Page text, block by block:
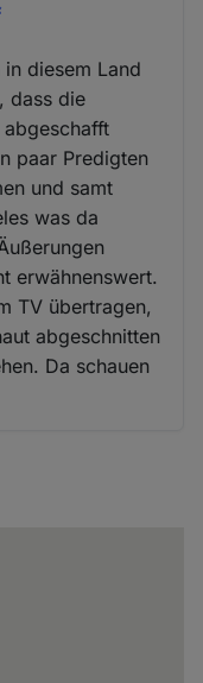
diesem Land
dass die
paar Predigten
und samt
was da
erwähnenswert.
TV übertragen,
abgeschnitten
Da schauen